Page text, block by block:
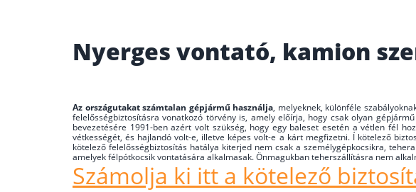
Nyerges vontató, kamion
Az országutakat számtalan gépjármű használja, melyeknek, különféle
felelősségbiztosításra vonatkozó törvény is, amely előírja, hogy csak olyan
bevezetésére 1991-ben azért volt szükség, hogy egy baleset esetén a vétlen fél
vétkességét, és hajlandó volt-e, illetve képes volt-e a kárt megfizetni. Í kötelező
kötelező felelősségbiztosítás hatálya kiterjed nem csak a személygépkocsikra,
amelyek félpótkocsik vontatására alkalmasak. Önmagukban teherszállításra nem
Számolja ki itt a kötelező